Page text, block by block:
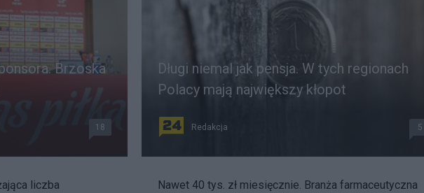
Brzoska
18
liczba
Długi niemal jak pensja. W tych regionach
Polacy mają największy kłopot
Redakcja 5
Nawet 40 tys. zł miesięcznie. Branża farmaceutyczna